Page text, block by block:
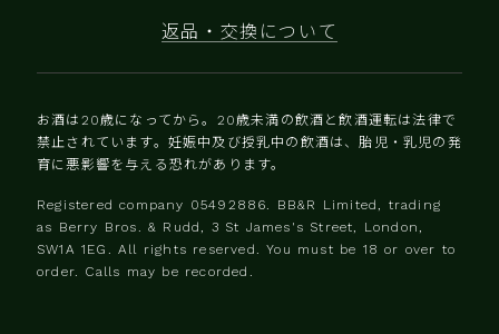
返品・交換について
お酒は20歳になってから。20歳未満の飲酒と飲酒運転は法律で
禁止されています。妊娠中及び授乳中の飲酒は、胎児・乳児の発
育に悪影響を与える恐れがあります。
Registered company 0‍5492886. BB&R Limited, trading
as Berry Bros. & Rudd, 3 St James's Street, London,
SW1A 1EG. All rights reserved. You must be 18 or over to
order. Calls may be recorded.